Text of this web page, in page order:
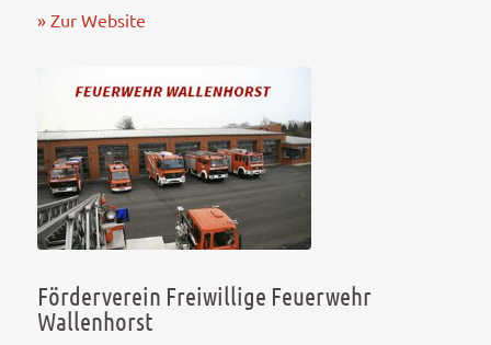
» Zur Website
Förderverein Freiwillige Feuerwehr
Wallenhorst